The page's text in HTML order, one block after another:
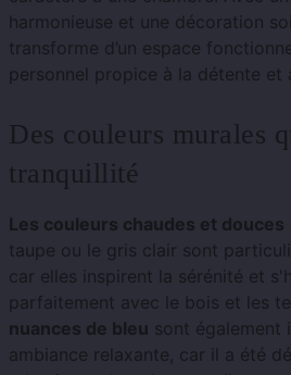
harmonieuse et une décoration
transforme d’un espace
personnel propice à la détente et
Des couleurs murales
tranquillité
Les couleurs chaudes et douces
taupe ou le gris clair sont
car elles inspirent la sérénité et
parfaitement avec le bois et les
nuances de bleu sont également
ambiance relaxante, car il a été